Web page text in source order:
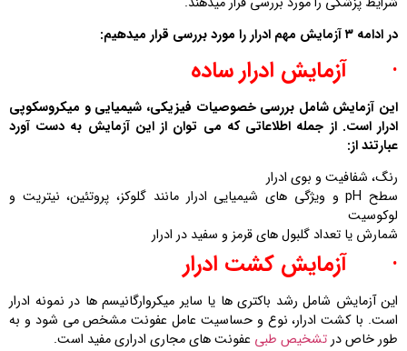
در ادامه ۳ آزمایش مهم ادرار را مورد بررسی قرار میدهیم:
· آزمایش ادرار ساده
این آزمایش شامل بررسی خصوصیات فیزیکی، شیمیایی و میکروسکوپی
ادرار است. از جمله اطلاعاتی که می ‌توان از این آزمایش به ‌دست آورد
عبارتند از:
رنگ، شفافیت و بوی ادرار
سطح pH و ویژگی‌ های شیمیایی ادرار مانند گلوکز، پروتئین، نیتریت و
لوکوسیت
شمارش یا تعداد گلبول‌ های قرمز و سفید در ادرار
· آزمایش کشت ادرار
این آزمایش شامل رشد باکتری ‌ها یا سایر میکروارگانیسم‌ ها در نمونه ادرار
است. با کشت ادرار، نوع و حساسیت عامل عفونت مشخص می ‌شود و به‌
طور خاص درتشخیص طبی عفونت ‌های مجاری ادراری مفید است.